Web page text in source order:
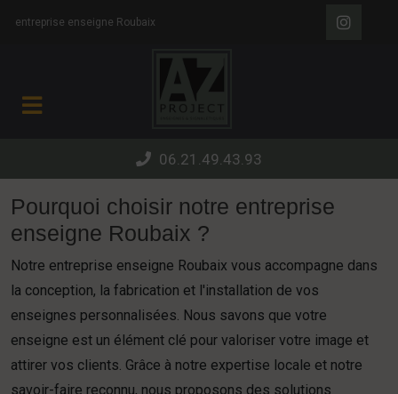
entreprise enseigne Roubaix
06.21.49.43.93
Pourquoi choisir notre entreprise
enseigne Roubaix ?
Notre entreprise enseigne Roubaix vous accompagne dans
la conception, la fabrication et l'installation de vos
enseignes personnalisées. Nous savons que votre
enseigne est un élément clé pour valoriser votre image et
attirer vos clients. Grâce à notre expertise locale et notre
savoir-faire reconnu, nous proposons des solutions